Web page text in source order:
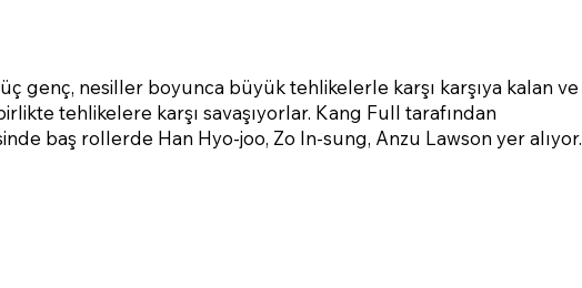
genç, nesiller boyunca büyük tehlikelerle karşı karşıya kalan ve
tehlikelere karşı savaşıyorlar. Kang Full tarafından
baş rollerde Han Hyo-joo, Zo In-sung, Anzu Lawson yer alıyor.